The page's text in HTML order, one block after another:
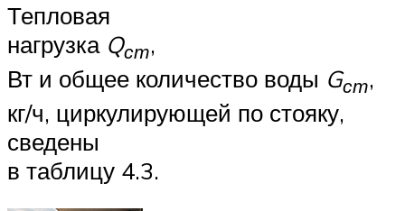
Тепловая
нагрузка Qст,
Вт и общее количество воды Gст,
кг/ч, циркулирующей по стояку,
сведены
в таблицу 4.3.